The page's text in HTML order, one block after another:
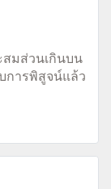
มส่วนเกินบน
การพิสูจน์แล้ว